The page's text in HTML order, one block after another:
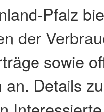
Pfalz
der
sowie
an. Details